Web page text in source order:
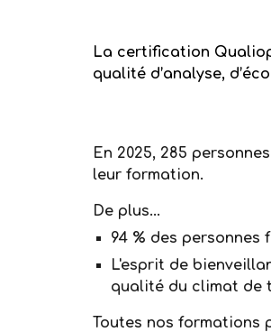
La certification
qualité d’analyse,
En 2025, 285
leur formation.
​De plus...
94 % des
L'esprit de
qualité du climat de
Toutes nos formations